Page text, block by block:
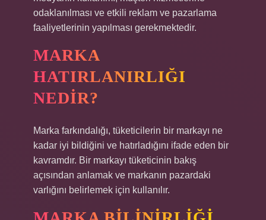
odaklanılması ve etkili reklam ve pazarlama
faaliyetlerinin yapılması gerekmektedir.
MARKA
HATIRLANIRLIĞI
NEDIR?
Marka farkındalığı, tüketicilerin bir markayı ne
kadar iyi bildiğini ve hatırladığını ifade eden bir
kavramdır. Bir markayı tüketicinin bakış
açısından anlamak ve markanın pazardaki
varlığını belirlemek için kullanılır.